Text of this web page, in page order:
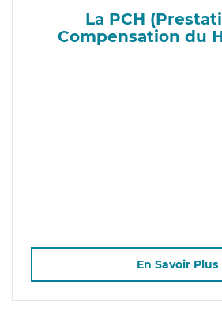
La PCH
Compensation du
En Savoir Plus